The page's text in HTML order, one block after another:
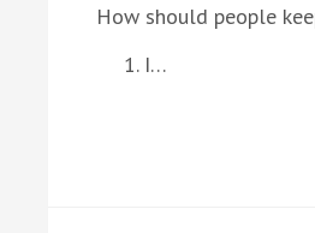
How should people
I…